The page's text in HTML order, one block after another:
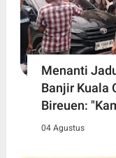
Menanti
Banjir Kuala
Bireuen:
04 Agustus